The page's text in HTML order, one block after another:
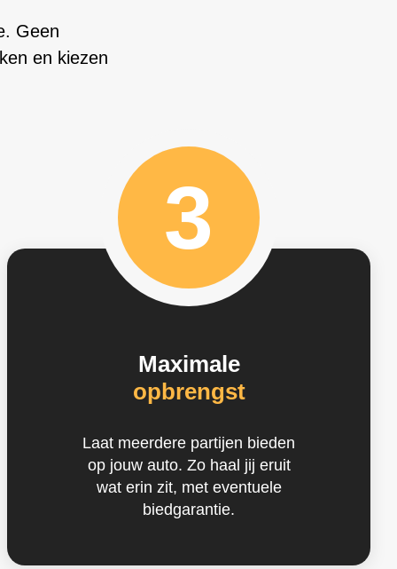
Geen
en kiezen
3
Maximale
opbrengst
Laat meerdere partijen bieden
op jouw auto. Zo haal jij eruit
wat erin zit, met eventuele
biedgarantie.